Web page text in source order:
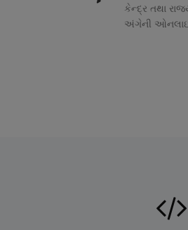
કેન્દ્ર તથા
અંગેની